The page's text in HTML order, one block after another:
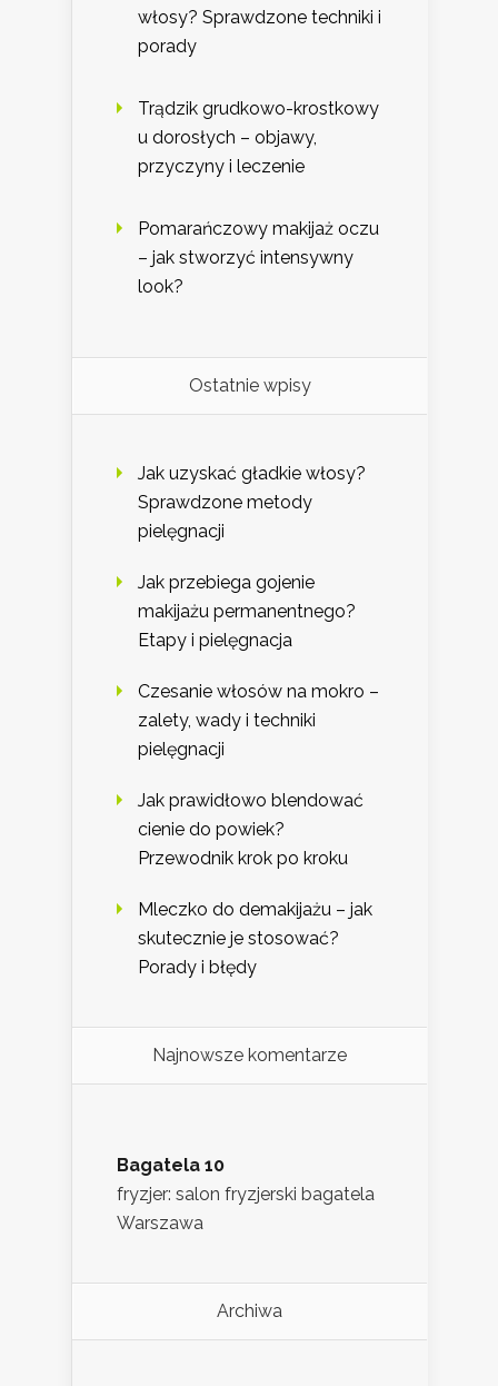
włosy? Sprawdzone techniki i
porady
Trądzik grudkowo-krostkowy
u dorosłych – objawy,
przyczyny i leczenie
Pomarańczowy makijaż oczu
– jak stworzyć intensywny
look?
Ostatnie wpisy
Jak uzyskać gładkie włosy?
Sprawdzone metody
pielęgnacji
Jak przebiega gojenie
makijażu permanentnego?
Etapy i pielęgnacja
Czesanie włosów na mokro –
zalety, wady i techniki
pielęgnacji
Jak prawidłowo blendować
cienie do powiek?
Przewodnik krok po kroku
Mleczko do demakijażu – jak
skutecznie je stosować?
Porady i błędy
Najnowsze komentarze
Bagatela 10
fryzjer: salon fryzjerski bagatela
Warszawa
Archiwa